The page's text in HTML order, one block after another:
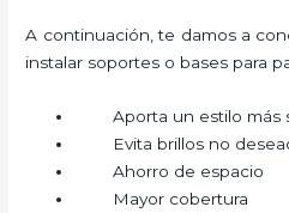
A continuación, te damos a
instalar soportes o bases para
Aporta un estilo más
Evita brillos no
Ahorro de espacio
Mayor cobertura